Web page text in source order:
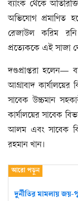
ব্যাংক থেকে
অভিযোগ প্রমাণিত
রেজাউল করিম
প্রত্যেককে এই সাজা
দণ্ডপ্রাপ্তরা হলেন—
আগ্রাবাদ কার্যালয়ের
সাবেক উচ্চমান
কার্যালয়ের সাবেক
আলম এবং সাবেক
রহমান খান।
দুর্নীতির মামলায় জয়-